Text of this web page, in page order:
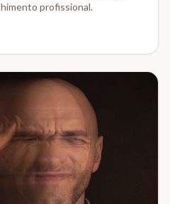
profissional.